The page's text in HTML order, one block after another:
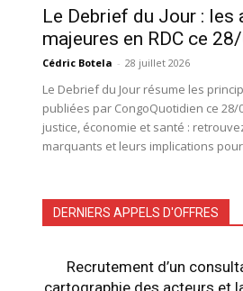
Le Debrief du Jour : les
majeures en RDC ce
Cédric Botela - 28 juillet 2026
Le Debrief du Jour résume les
publiées par CongoQuotidien ce 28/
justice, économie et santé :
marquants et leurs implications pour
DERNIERS APPELS D'OFFRES
Recrutement d’un